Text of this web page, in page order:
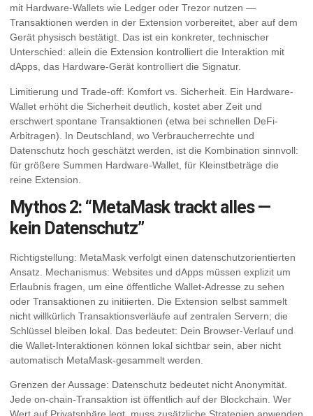
mit Hardware-Wallets wie Ledger oder Trezor nutzen —
Transaktionen werden in der Extension vorbereitet, aber auf dem
Gerät physisch bestätigt. Das ist ein konkreter, technischer
Unterschied: allein die Extension kontrolliert die Interaktion mit
dApps, das Hardware-Gerät kontrolliert die Signatur.
Limitierung und Trade-off: Komfort vs. Sicherheit. Ein Hardware-
Wallet erhöht die Sicherheit deutlich, kostet aber Zeit und
erschwert spontane Transaktionen (etwa bei schnellen DeFi-
Arbitragen). In Deutschland, wo Verbraucherrechte und
Datenschutz hoch geschätzt werden, ist die Kombination sinnvoll:
für größere Summen Hardware-Wallet, für Kleinstbeträge die
reine Extension.
Mythos 2: “MetaMask trackt alles —
kein Datenschutz”
Richtigstellung: MetaMask verfolgt einen datenschutzorientierten
Ansatz. Mechanismus: Websites und dApps müssen explizit um
Erlaubnis fragen, um eine öffentliche Wallet-Adresse zu sehen
oder Transaktionen zu initiierten. Die Extension selbst sammelt
nicht willkürlich Transaktionsverläufe auf zentralen Servern; die
Schlüssel bleiben lokal. Das bedeutet: Dein Browser-Verlauf und
die Wallet-Interaktionen können lokal sichtbar sein, aber nicht
automatisch MetaMask-gesammelt werden.
Grenzen der Aussage: Datenschutz bedeutet nicht Anonymität.
Jede on-chain-Transaktion ist öffentlich auf der Blockchain. Wer